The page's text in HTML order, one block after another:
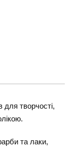
для творчості,
та лаки,